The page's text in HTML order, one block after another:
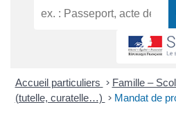
Accueil particuliers > Famille –
(tutelle, curatelle…) > Mandat de